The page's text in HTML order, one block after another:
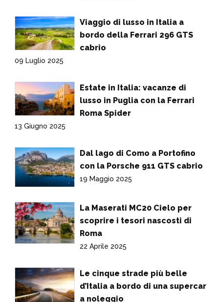
Viaggio di lusso in Italia a
bordo della Ferrari 296 GTS
cabrio
09 Luglio 2025
Estate in Italia: vacanze di
lusso in Puglia con la Ferrari
Roma Spider
13 Giugno 2025
Dal lago di Como a Portofino
con la Porsche 911 GTS cabrio
19 Maggio 2025
La Maserati MC20 Cielo per
scoprire i tesori nascosti di
Roma
22 Aprile 2025
Le cinque strade più belle
d’Italia a bordo di una supercar
a noleggio